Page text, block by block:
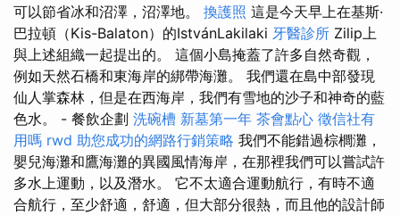
可以節省冰和沼澤，沼澤地。 換護照 這是今天早上在基斯·
巴拉頓（Kis-Balaton）的IstvánLakilaki 牙醫診所 Zilip上
與上述組織一起提出的。 這個小島掩蓋了許多自然奇觀，
例如天然石橋和東海岸的綁帶海灘。 我們還在島中部發現
仙人掌森林，但是在西海岸，我們有雪地的沙子和神奇的藍
色水。 - 餐飲企劃 洗碗槽 新墓第一年 茶會點心 徵信社有
用嗎 rwd 助您成功的網路行銷策略 我們不能錯過棕櫚灘，
嬰兒海灘和鷹海灘的異國風情海岸，在那裡我們可以嘗試許
多水上運動，以及潛水。 它不太適合運動航行，有時不適
合航行，至少舒適，舒適，但大部分很熱，而且他的設計師